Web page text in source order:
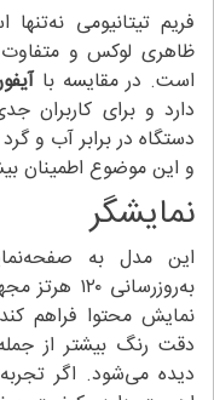
فریم تیتانیومی
ظاهری لوکس و
است. در مقایسه باآیفون
دارد و برای کاربران
و این موضوع اطمینان
نمایشگر
نمایش محتوا فراهم
دقت رنگ بیشتر از
دیده می‌شود. اگر